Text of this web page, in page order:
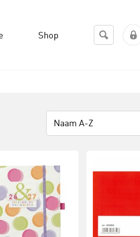
Shop
Naam A-Z